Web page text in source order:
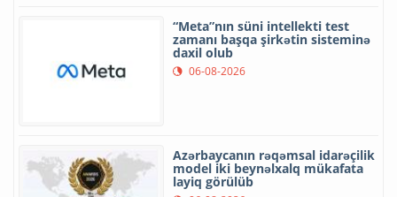
“Meta”nın süni intellekti test
zamanı başqa şirkətin sisteminə
daxil olub
06-08-2026
Azərbaycanın rəqəmsal idarəçilik
model iki beynəlxalq mükafata
layiq görülüb